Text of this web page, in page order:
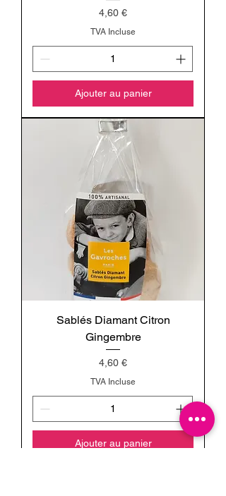
Prix
4,60 €
TVA Incluse
Ajouter au panier
Sablés Diamant Citron
Gingembre
Prix
4,60 €
TVA Incluse
Ajouter au panier